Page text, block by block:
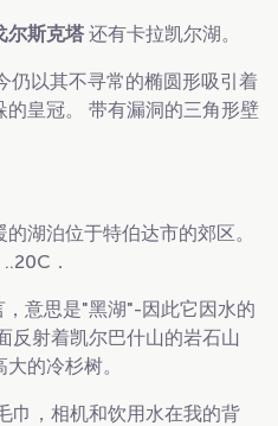
尔斯克塔 还有卡拉凯尔湖。
仍以其不寻常的椭圆形吸引着
的皇冠。 带有漏洞的三角形壁
湖泊位于特伯达市的郊区。
．
意思是"黑湖"-因此它因水的
反射着凯尔巴什山的岩石山
的冷杉树。
巾，相机和饮用水在我的背